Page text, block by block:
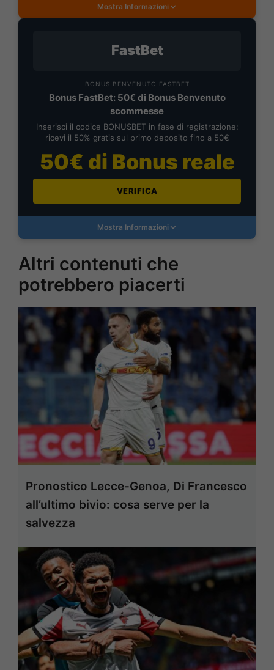
Mostra Informazioni
FastBet
BONUS BENVENUTO FASTBET
Bonus FastBet: 50€ di Bonus Benvenuto
scommesse
Inserisci il codice BONUSBET in fase di registrazione:
ricevi il 50% gratis sul primo deposito fino a 50€
50€ di Bonus reale
VERIFICA
Mostra Informazioni
Altri contenuti che
potrebbero piacerti
Pronostico Lecce-Genoa, Di Francesco
all’ultimo bivio: cosa serve per la
salvezza